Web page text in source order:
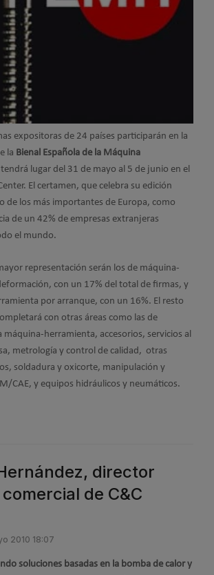
expositoras de 24 países participarán en la
la Bienal Española de la Máquina
lugar del 31 de mayo al 5 de junio en el
El certamen, que celebra su edición
de los más importantes de Europa, como
de un 42% de empresas extranjeras
el mundo.
representación serán los de máquina-
con un 17% del total de firmas, y
por arranque, con un 16%. El resto
con otras áreas como las de
máquina-herramienta, accesorios, servicios al
metrología y control de calidad, otras
soldadura y oxicorte, manipulación y
CAE, y equipos hidráulicos y neumáticos.
director
de C&C
2010 18:07
soluciones basadas en la bomba de calor y